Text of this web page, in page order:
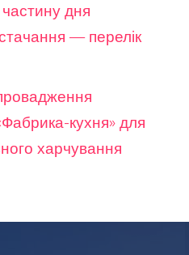
дня
— перелік
кухня» для
харчування